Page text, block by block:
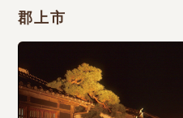
郡上市